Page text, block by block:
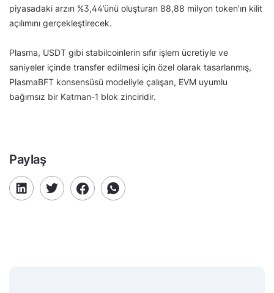
piyasadaki arzın %3,44’ünü oluşturan 88,88 milyon token’ın kilit
açılımını gerçekleştirecek.
Plasma, USDT gibi stabilcoinlerin sıfır işlem ücretiyle ve
saniyeler içinde transfer edilmesi için özel olarak tasarlanmış,
PlasmaBFT konsensüsü modeliyle çalışan, EVM uyumlu
bağımsız bir Katman-1 blok zinciridir.
Paylaş